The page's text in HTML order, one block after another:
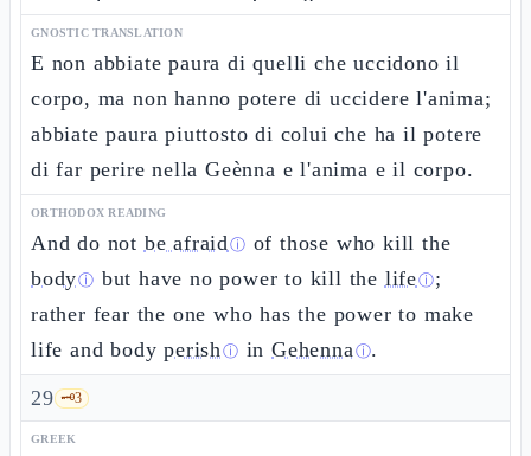
GNOSTIC TRANSLATION
E non abbiate paura di quelli che uccidono il
corpo, ma non hanno potere di uccidere l'anima;
abbiate paura piuttosto di colui che ha il potere
di far perire nella Geènna e l'anima e il corpo.
ORTHODOX READING
And do not be afraidⓘ of those who kill the
bodyⓘ but have no power to kill the lifeⓘ;
rather fear the one who has the power to make
life and bodyperishⓘ inGehennaⓘ.
29 🗝️3
GREEK